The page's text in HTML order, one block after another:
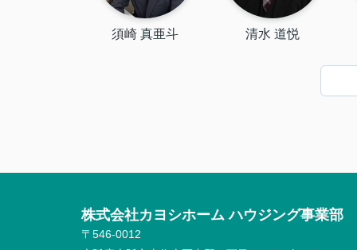
須崎 真亜斗 清水 道悦
株式会社カヨシホーム ハウジング事業部
〒546-0012